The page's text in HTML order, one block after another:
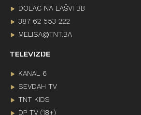
DOLAC NA LAŠVI BB
387 62 553 222
MELISA@TNT.BA
TELEVIZIJE
KANAL 6
SEVDAH TV
TNT KIDS
DP TV (18+)